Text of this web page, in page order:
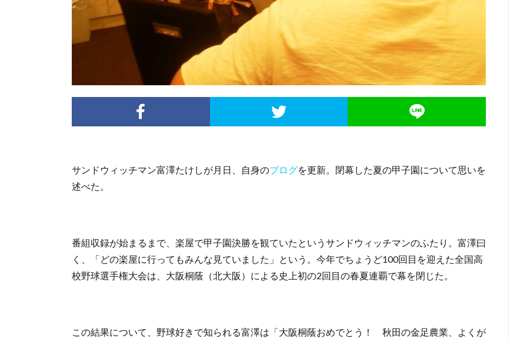
サンドウィッチマン富澤たけしが月日、自身のブログを更新。閉幕した夏の甲子園について思いを
述べた。
番組収録が始まるまで、楽屋で甲子園決勝を観ていたというサンドウィッチマンのふたり。富澤曰
く、「どの楽屋に行ってもみんな見ていました」という。今年でちょうど100回目を迎えた全国高
校野球選手権大会は、大阪桐蔭（北大阪）による史上初の2回目の春夏連覇で幕を閉じた。
この結果について、野球好きで知られる富澤は「大阪桐蔭おめでとう！ 秋田の金足農業、よくが